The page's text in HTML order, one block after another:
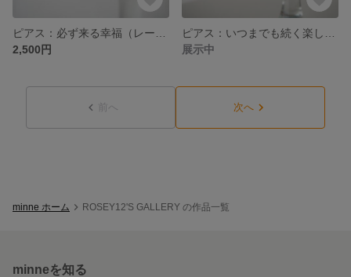
2,500円
展示中
前へ 次へ
minne ホーム ROSEY12'S GALLERY の作品一覧
minneを知る